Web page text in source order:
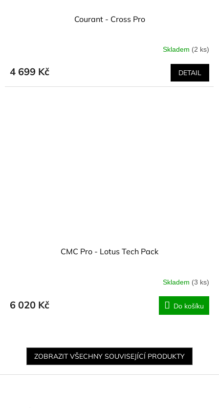
Courant - Cross Pro
Skladem (2 ks)
4 699 Kč DETAIL
CMC Pro - Lotus Tech Pack
Skladem (3 ks)
6 020 Kč Do košíku
ZOBRAZIT VŠECHNY SOUVISEJÍCÍ PRODUKTY